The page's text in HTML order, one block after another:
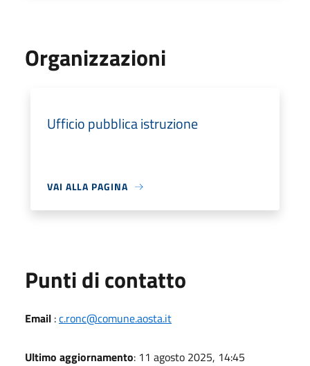
Organizzazioni
Ufficio pubblica istruzione
VAI ALLA PAGINA
Punti di contatto
Email :c.ronc@comune.aosta.it
Ultimo aggiornamento: 11 agosto 2025, 14:45